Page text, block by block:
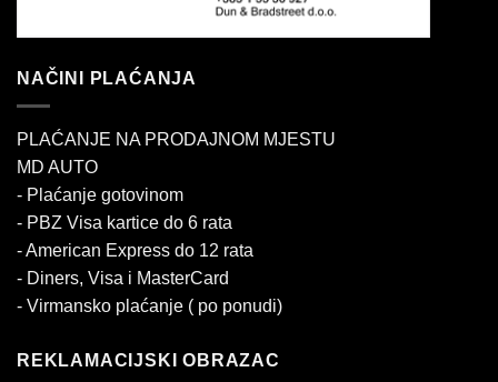
NAČINI PLAĆANJA
PLAĆANJE NA PRODAJNOM MJESTU
MD AUTO
- Plaćanje gotovinom
- PBZ Visa kartice do 6 rata
- American Express do 12 rata
- Diners, Visa i MasterCard
- Virmansko plaćanje ( po ponudi)
REKLAMACIJSKI OBRAZAC